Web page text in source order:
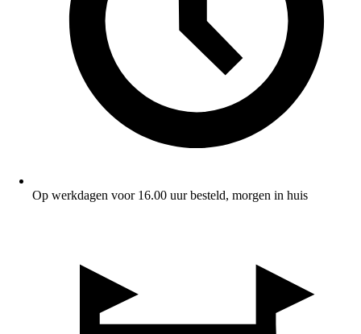
Op werkdagen voor 16.00 uur besteld, morgen in huis